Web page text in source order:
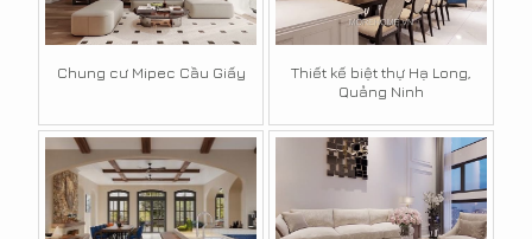
Chung cư Mipec Cầu Giấy
Thiết kế biệt thự Hạ Long,
Quảng Ninh